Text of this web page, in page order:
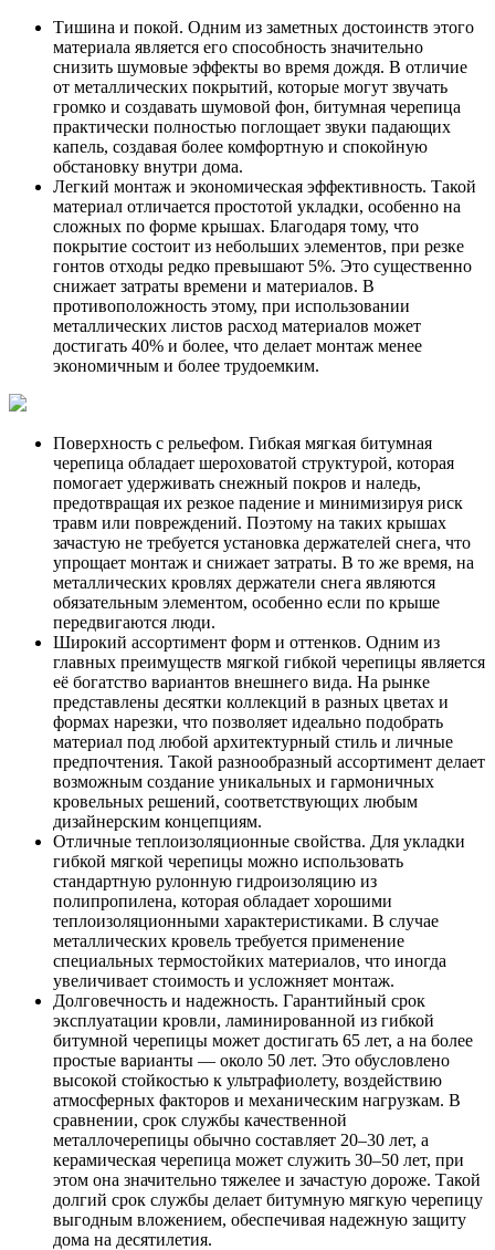
Тишина и покой. Одним из заметных достоинств этого
материала является его способность значительно
снизить шумовые эффекты во время дождя. В отличие
от металлических покрытий, которые могут звучать
громко и создавать шумовой фон, битумная черепица
практически полностью поглощает звуки падающих
капель, создавая более комфортную и спокойную
обстановку внутри дома.
Легкий монтаж и экономическая эффективность. Такой
материал отличается простотой укладки, особенно на
сложных по форме крышах. Благодаря тому, что
покрытие состоит из небольших элементов, при резке
гонтов отходы редко превышают 5%. Это существенно
снижает затраты времени и материалов. В
противоположность этому, при использовании
металлических листов расход материалов может
достигать 40% и более, что делает монтаж менее
экономичным и более трудоемким.
Поверхность с рельефом. Гибкая мягкая битумная
черепица обладает шероховатой структурой, которая
помогает удерживать снежный покров и наледь,
предотвращая их резкое падение и минимизируя риск
травм или повреждений. Поэтому на таких крышах
зачастую не требуется установка держателей снега, что
упрощает монтаж и снижает затраты. В то же время, на
металлических кровлях держатели снега являются
обязательным элементом, особенно если по крыше
передвигаются люди.
Широкий ассортимент форм и оттенков. Одним из
главных преимуществ мягкой гибкой черепицы является
её богатство вариантов внешнего вида. На рынке
представлены десятки коллекций в разных цветах и
формах нарезки, что позволяет идеально подобрать
материал под любой архитектурный стиль и личные
предпочтения. Такой разнообразный ассортимент делает
возможным создание уникальных и гармоничных
кровельных решений, соответствующих любым
дизайнерским концепциям.
Отличные теплоизоляционные свойства. Для укладки
гибкой мягкой черепицы можно использовать
стандартную рулонную гидроизоляцию из
полипропилена, которая обладает хорошими
теплоизоляционными характеристиками. В случае
металлических кровель требуется применение
специальных термостойких материалов, что иногда
увеличивает стоимость и усложняет монтаж.
Долговечность и надежность. Гарантийный срок
эксплуатации кровли, ламинированной из гибкой
битумной черепицы может достигать 65 лет, а на более
простые варианты — около 50 лет. Это обусловлено
высокой стойкостью к ультрафиолету, воздействию
атмосферных факторов и механическим нагрузкам. В
сравнении, срок службы качественной
металлочерепицы обычно составляет 20–30 лет, а
керамическая черепица может служить 30–50 лет, при
этом она значительно тяжелее и зачастую дороже. Такой
долгий срок службы делает битумную мягкую черепицу
выгодным вложением, обеспечивая надежную защиту
дома на десятилетия.